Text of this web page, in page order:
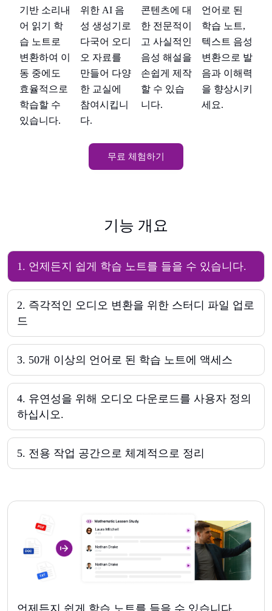
기반 소리내
어 읽기 학
습 노트로
변환하여 이
동 중에도
효율적으로
학습할 수
있습니다.
위한 AI 음
성 생성기로
다국어 오디
오 자료를
만들어 다양
한 교실에
참여시킵니
다.
콘텐츠에 대
한 전문적이
고 사실적인
음성 해설을
손쉽게 제작
할 수 있습
니다.
언어로 된
학습 노트,
텍스트 음성
변환으로 발
음과 이해력
을 향상시키
세요.
무료 체험하기
기능 개요
1. 언제든지 쉽게 학습 노트를 들을 수 있습니다.
2. 즉각적인 오디오 변환을 위한 스터디 파일 업로
드
3. 50개 이상의 언어로 된 학습 노트에 액세스
4. 유연성을 위해 오디오 다운로드를 사용자 정의
하십시오.
5. 전용 작업 공간으로 체계적으로 정리